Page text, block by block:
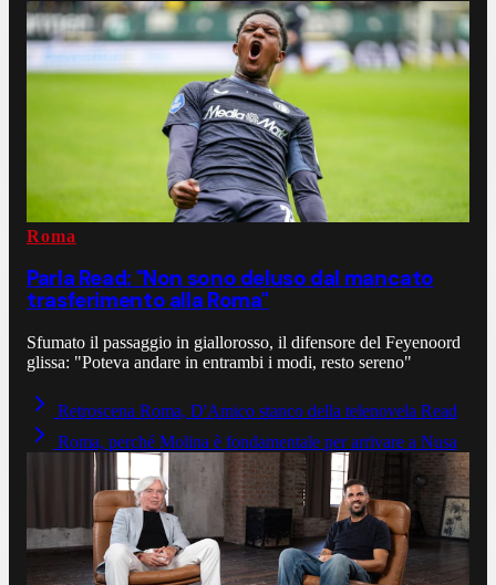
Roma
Parla Read: "Non sono deluso dal mancato
trasferimento alla Roma"
Sfumato il passaggio in giallorosso, il difensore del Feyenoord
glissa: "Poteva andare in entrambi i modi, resto sereno"
Retroscena Roma, D'Amico stanco della telenovela Read
Roma, perché Molina è fondamentale per arrivare a Nusa